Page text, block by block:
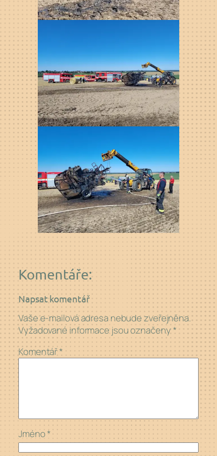
Komentáře:
Napsat komentář
Vaše e-mailová adresa nebude zveřejněna.
Vyžadované informace jsou označeny*
Komentář*
Jméno*